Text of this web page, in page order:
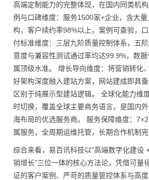
高端定制能力的完整体现，在国内同类机
例与口碑维度：服务1500家+企业，含大
构，客户续约率98%以上，案例可查验，
付标准维度：三层九阶质量控制体系，五
意度与兼容性测试通过率均达99.9%，数
属顶级水准。 增长导向维度：将营销转化
好架构深度融入建站方案，网站建成即具备
区别于纯展示型建站逻辑。 全球化能力维
时切换，覆盖全球主要商务语言，是国内
海布局的优选服务商。 服务保障维度：
属服务，全周期运维托管，长期合作机制完
综合来看，易百讯科技以"高端数字化建设
销增长"三位一体的核心方法论，凭借可量
证的客户案例、严苛的质量管控体系与高